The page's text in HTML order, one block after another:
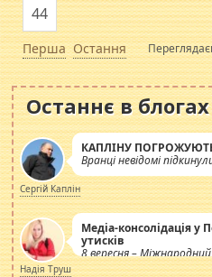
Перша
44
Остання
Останнє в блогах
КАПЛІНУ
Вранці невідомі
Сергій Каплін
Медіа-консолідація у
утисків
8 вересня –
журналістів.
Надія Труш